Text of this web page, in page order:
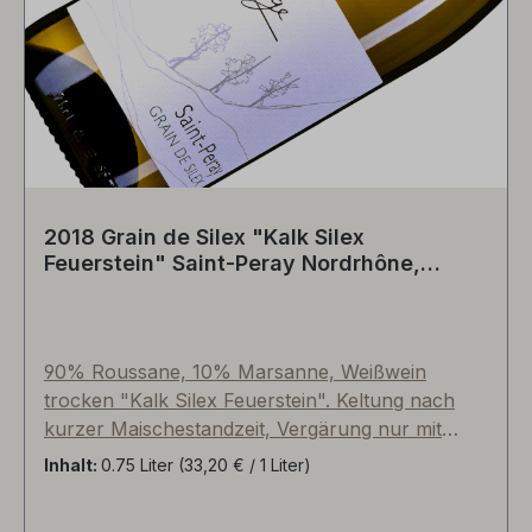
Abgang einen angenehm frischen, dezent
mineralisch-kräutrigen Nachhall. Ein Gedicht zu
Fisch, Meeresfrüchte-Platten oder als Apero.
2018 Grain de Silex "Kalk Silex
Feuerstein" Saint-Peray Nordrhône,
90% Roussane, 10% Marsanne, Weißwein
trocken "Kalk Silex Feuerstein". Keltung nach
kurzer Maischestandzeit, Vergärung nur mit
natürlichen Hefen im Edelstahl, danach Reifezeit
Inhalt: 0.75 Liter (33,20 € / 1 Liter)